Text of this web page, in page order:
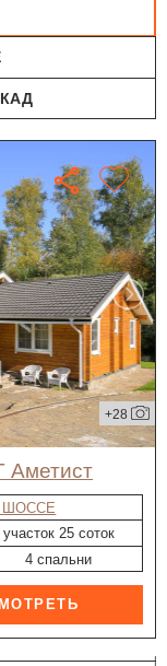
+28
Аметист
ШОССЕ
участок 25 соток
4 спальни